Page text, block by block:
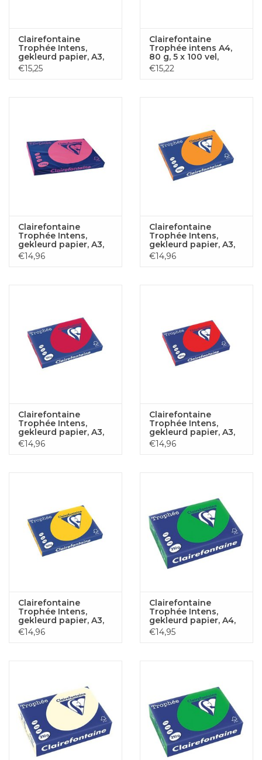
Clairefontaine
Trophée Intens,
gekleurd papier, A3,
120 g, 250 vel,
turkoois
€15,25
Clairefontaine
Trophée intens A4,
80 g, 5 x 100 vel,
geassorteerde
kleuren
€15,22
Clairefontaine
Trophée Intens,
gekleurd papier, A3,
120 g, 250 vel, fuchsia
€14,96
Clairefontaine
Trophée Intens,
gekleurd papier, A3,
120 g, 250 vel,
feloranje
€14,96
Clairefontaine
Trophée Intens,
gekleurd papier, A3,
120 g, 250 vel,
kersenrood
€14,96
Clairefontaine
Trophée Intens,
gekleurd papier, A3,
120 g, 250 vel,
koraalrood
€14,96
Clairefontaine
Trophée Intens,
gekleurd papier, A3,
120 g, 250 vel,
zonnebloemgeel
€14,96
Clairefontaine
Trophée Intens,
gekleurd papier, A4,
210 g, 250 vel,
bijartgroen
€14,95